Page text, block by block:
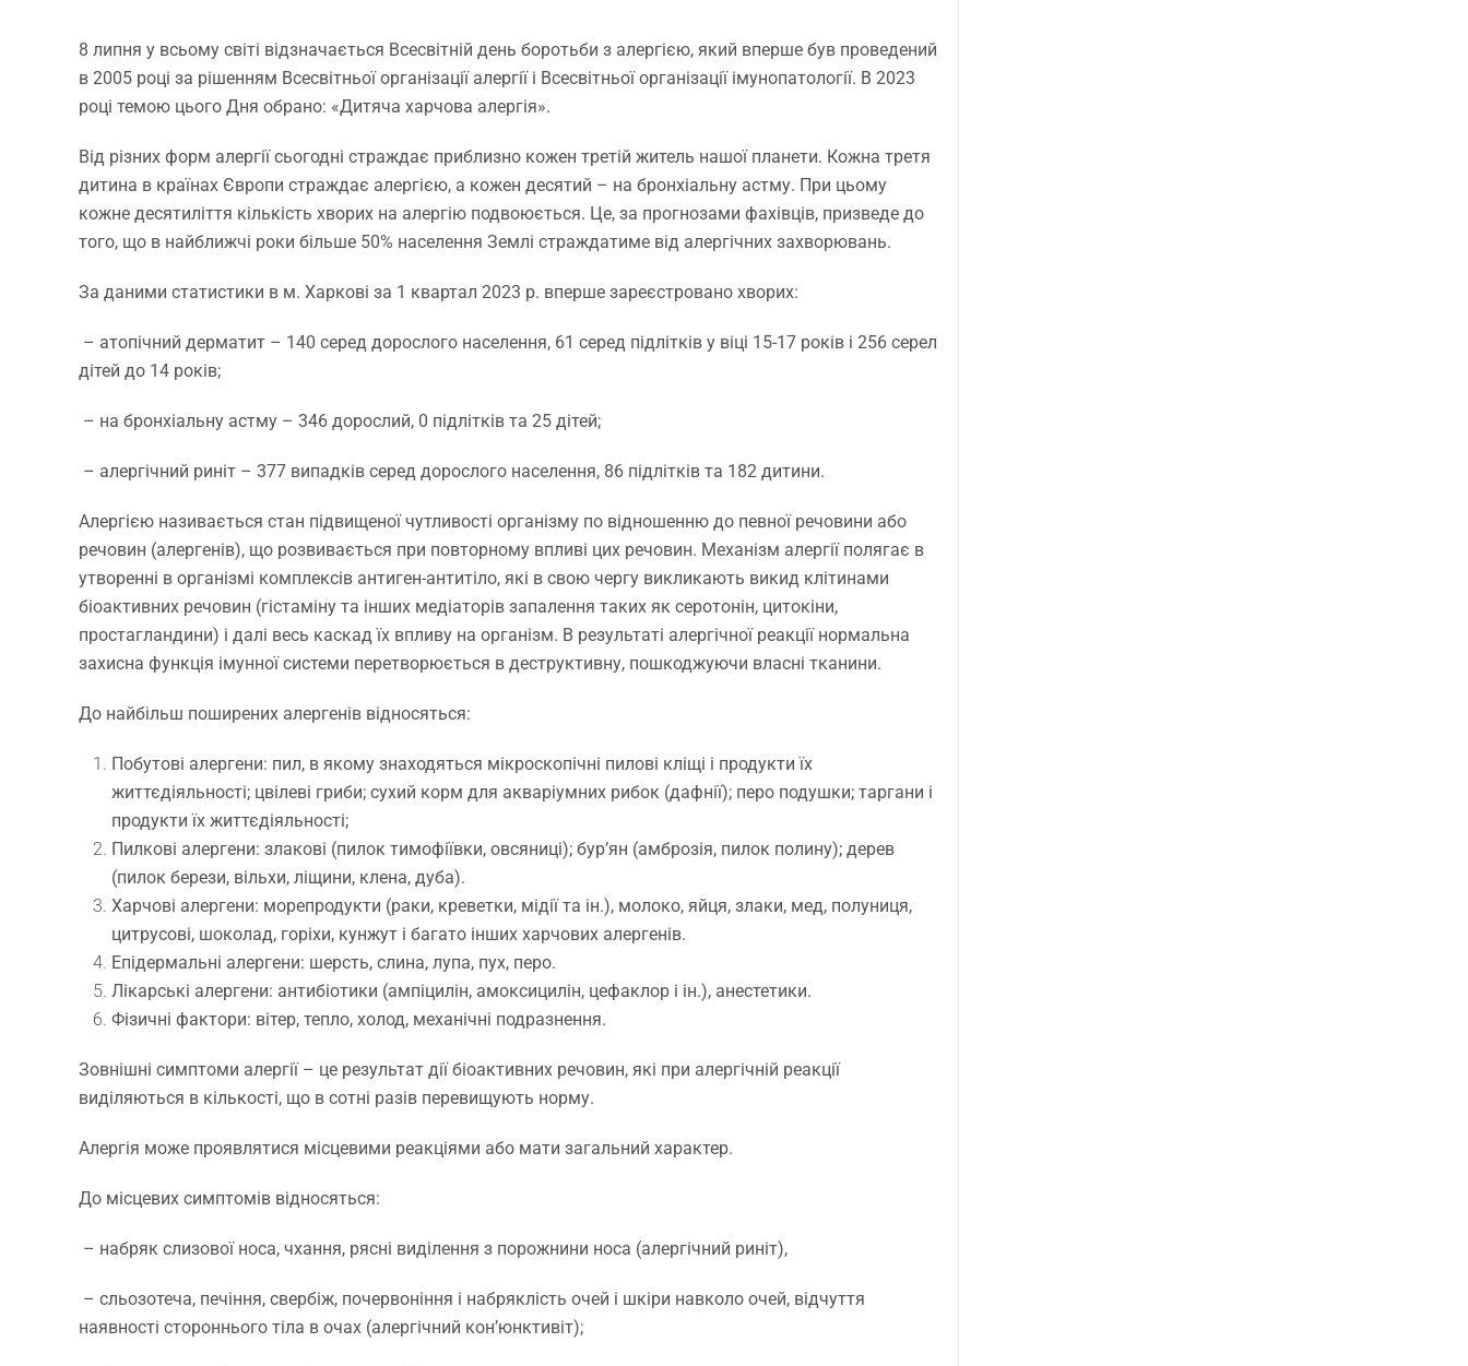
8 липня у всьому світі відзначається Всесвітній день боротьби з алергією, який вперше був проведений
в 2005 році за рішенням Всесвітньої організації алергії і Всесвітньої організації імунопатології. В 2023
році темою цього Дня обрано: «Дитяча харчова алергія».
Від різних форм алергії сьогодні страждає приблизно кожен третій житель нашої планети. Кожна третя
дитина в країнах Європи страждає алергією, а кожен десятий – на бронхіальну астму. При цьому
кожне десятиліття кількість хворих на алергію подвоюється. Це, за прогнозами фахівців, призведе до
того, що в найближчі роки більше 50% населення Землі страждатиме від алергічних захворювань.
За даними статистики в м. Харкові за 1 квартал 2023 р. вперше зареєстровано хворих:
– атопічний дерматит – 140 серед дорослого населення, 61 серед підлітків у віці 15-17 років і 256 серел
дітей до 14 років;
– на бронхіальну астму – 346 дорослий, 0 підлітків та 25 дітей;
– алергічний риніт – 377 випадків серед дорослого населення, 86 підлітків та 182 дитини.
Алергією називається стан підвищеної чутливості організму по відношенню до певної речовини або
речовин (алергенів), що розвивається при повторному впливі цих речовин. Механізм алергії полягає в
утворенні в організмі комплексів антиген-антитіло, які в свою чергу викликають викид клітинами
біоактивних речовин (гістаміну та інших медіаторів запалення таких як серотонін, цитокіни,
простагландини) і далі весь каскад їх впливу на організм. В результаті алергічної реакції нормальна
захисна функція імунної системи перетворюється в деструктивну, пошкоджуючи власні тканини.
До найбільш поширених алергенів відносяться:
Побутові алергени: пил, в якому знаходяться мікроскопічні пилові кліщі і продукти їх
життєдіяльності; цвілеві гриби; сухий корм для акваріумних рибок (дафнії); перо подушки; таргани і
продукти їх життєдіяльності;
Пилкові алергени: злакові (пилок тимофіївки, овсяниці); бур’ян (амброзія, пилок полину); дерев
(пилок берези, вільхи, ліщини, клена, дуба).
Харчові алергени: морепродукти (раки, креветки, мідії та ін.), молоко, яйця, злаки, мед, полуниця,
цитрусові, шоколад, горіхи, кунжут і багато інших харчових алергенів.
Епідермальні алергени: шерсть, слина, лупа, пух, перо.
Лікарські алергени: антибіотики (ампіцилін, амоксицилін, цефаклор і ін.), анестетики.
Фізичні фактори: вітер, тепло, холод, механічні подразнення.
Зовнішні симптоми алергії – це результат дії біоактивних речовин, які при алергічній реакції
виділяються в кількості, що в сотні разів перевищують норму.
Алергія може проявлятися місцевими реакціями або мати загальний характер.
До місцевих симптомів відносяться:
– набряк слизової носа, чхання, рясні виділення з порожнини носа (алергічний риніт),
– сльозотеча, печіння, свербіж, почервоніння і набряклість очей і шкіри навколо очей, відчуття
наявності стороннього тіла в очах (алергічний кон’юнктивіт);